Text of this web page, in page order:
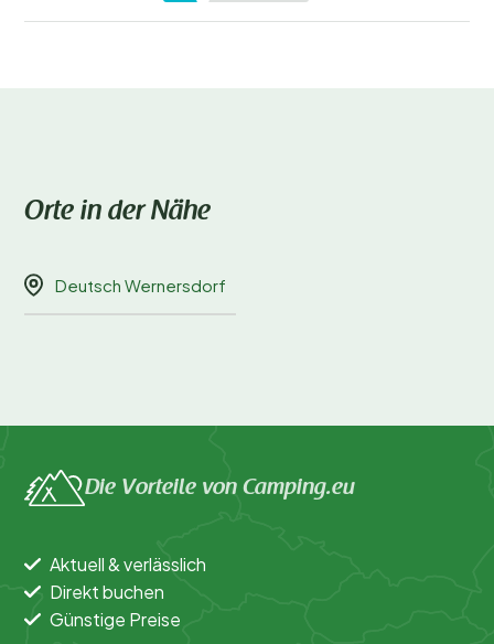
Möchtest du mit Vogelgezwitscher aufwachen und
den Duft frischer Brötchen in der Nase haben? Buche
Orte in der Nähe
Deutsch Wernersdorf
Die Vorteile von Camping.eu
Aktuell & verlässlich
Direkt buchen
Günstige Preise